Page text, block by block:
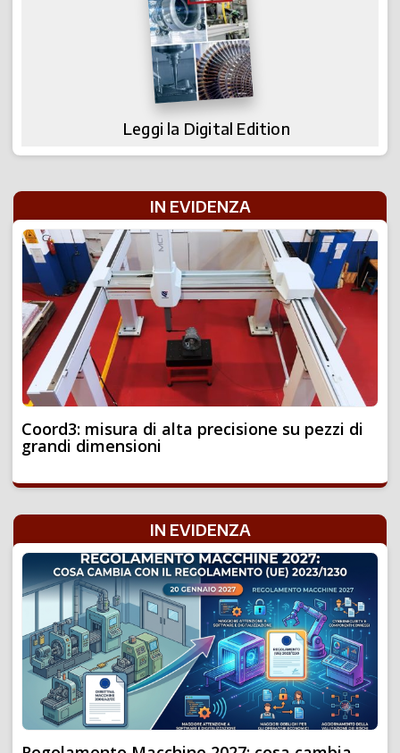
Leggi la Digital Edition
IN EVIDENZA
Coord3: misura di alta precisione su pezzi di
grandi dimensioni
IN EVIDENZA